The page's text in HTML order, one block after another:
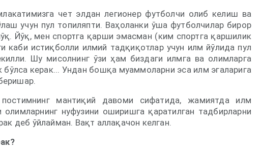
чет элдан легионер футболчи олиб келиш ва
учун пул топиляпти. Ваҳоланки ўша футболчилар бирор
Йўқ, мен спортга қарши эмасман (ким спортга қаршилик
каби истиқболли илмий тадқиқотлар учун илм йўлида пул
Шу мисолнинг ўзи ҳам биздаги илмга ва олимларга
бўлса керак... Ундан бошқа муаммоларни эса илм эгаларига
мантиқий давоми сифатида, жамиятда илм
олимларнинг нуфузини оширишга қаратилган тадбирларни
деб ўйлайман. Вақт аллақачон келган.